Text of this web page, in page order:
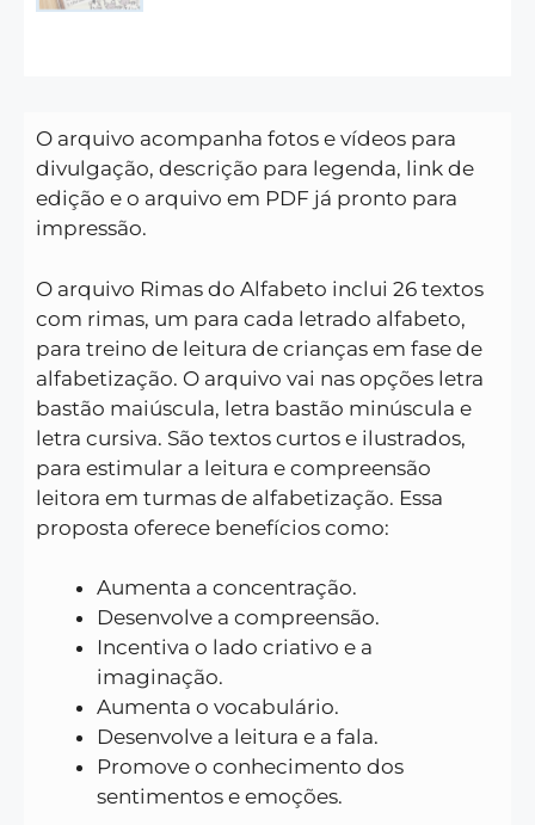
O arquivo acompanha fotos e vídeos para
divulgação, descrição para legenda, link de
edição e o arquivo em PDF já pronto para
impressão.
O arquivo Rimas do Alfabeto inclui 26 textos
com rimas, um para cada letrado alfabeto,
para treino de leitura de crianças em fase de
alfabetização. O arquivo vai nas opções letra
bastão maiúscula, letra bastão minúscula e
letra cursiva. São textos curtos e ilustrados,
para estimular a leitura e compreensão
leitora em turmas de alfabetização. Essa
proposta oferece benefícios como:
Aumenta a concentração.
Desenvolve a compreensão.
Incentiva o lado criativo e a
imaginação.
Aumenta o vocabulário.
Desenvolve a leitura e a fala.
Promove o conhecimento dos
sentimentos e emoções.